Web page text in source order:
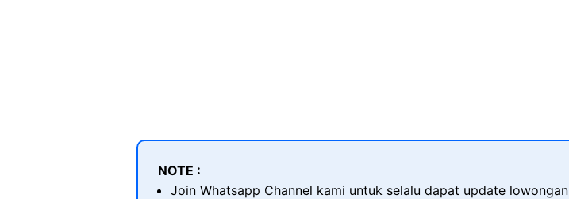
NOTE :
Join Whatsapp Channel kami untuk selalu dapat update lowongan